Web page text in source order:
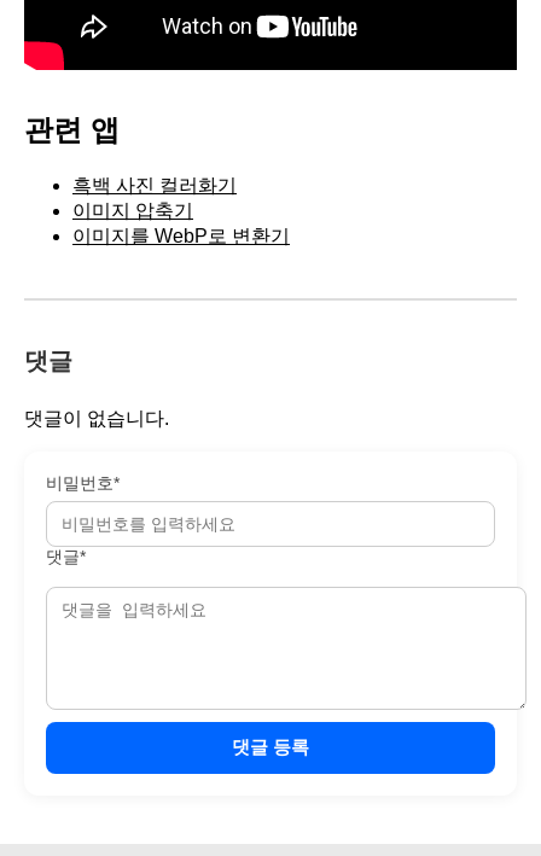
관련 앱
흑백 사진 컬러화기
이미지 압축기
이미지를 WebP로 변환기
댓글
댓글이 없습니다.
비밀번호*
댓글*
댓글 등록